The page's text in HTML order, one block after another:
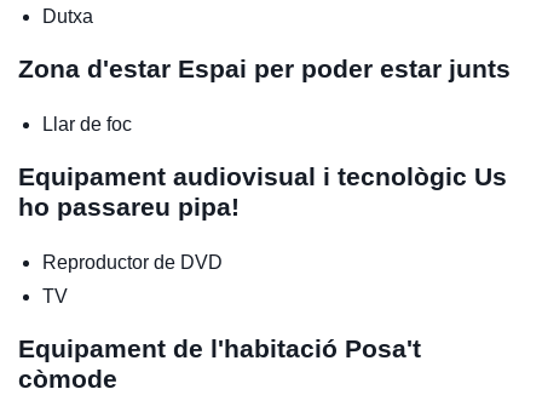
Dutxa
Zona d'estar Espai per poder estar junts
Llar de foc
Equipament audiovisual i tecnològic Us
ho passareu pipa!
Reproductor de DVD
TV
Equipament de l'habitació Posa't
còmode